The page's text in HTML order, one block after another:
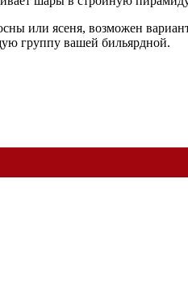
или ясеня, возможен
группу вашей бильярдной.